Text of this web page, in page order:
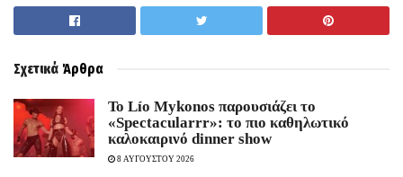
Σχετικά Άρθρα
Το Lío Mykonos παρουσιάζει το
«Spectacularrr»: το πιο καθηλωτικό
καλοκαιρινό dinner show
8 ΑΥΓΟΥΣΤΟΥ 2026